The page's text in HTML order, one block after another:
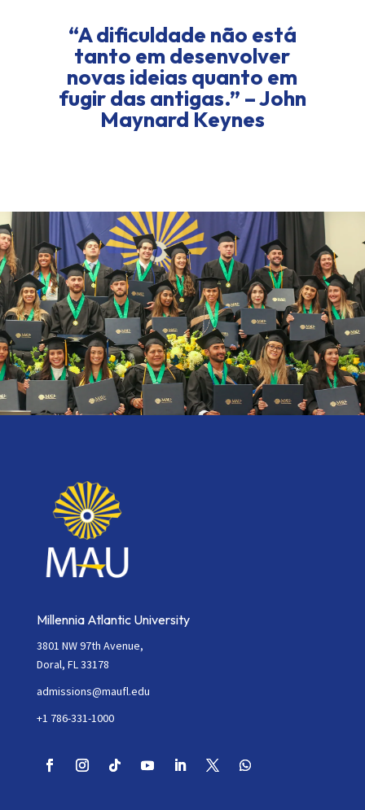
“A dificuldade não está
tanto em desenvolver
novas ideias quanto em
fugir das antigas.” – John
Maynard Keynes
Millennia Atlantic University
3801 NW 97th Avenue,
Doral, FL 33178
admissions@maufl.edu
+1 786-331-1000